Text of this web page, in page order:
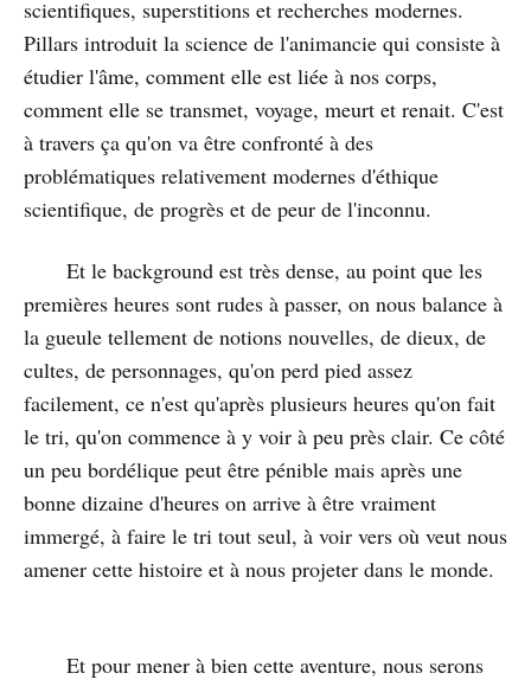
scientifiques, superstitions et recherches modernes.
Pillars introduit la science de l'animancie qui consiste à
étudier l'âme, comment elle est liée à nos corps,
comment elle se transmet, voyage, meurt et renait. C'est
à travers ça qu'on va être confronté à des
problématiques relativement modernes d'éthique
scientifique, de progrès et de peur de l'inconnu.
Et le background est très dense, au point que les
premières heures sont rudes à passer, on nous balance à
la gueule tellement de notions nouvelles, de dieux, de
cultes, de personnages, qu'on perd pied assez
facilement, ce n'est qu'après plusieurs heures qu'on fait
le tri, qu'on commence à y voir à peu près clair. Ce côté
un peu bordélique peut être pénible mais après une
bonne dizaine d'heures on arrive à être vraiment
immergé, à faire le tri tout seul, à voir vers où veut nous
amener cette histoire et à nous projeter dans le monde.
Et pour mener à bien cette aventure, nous serons